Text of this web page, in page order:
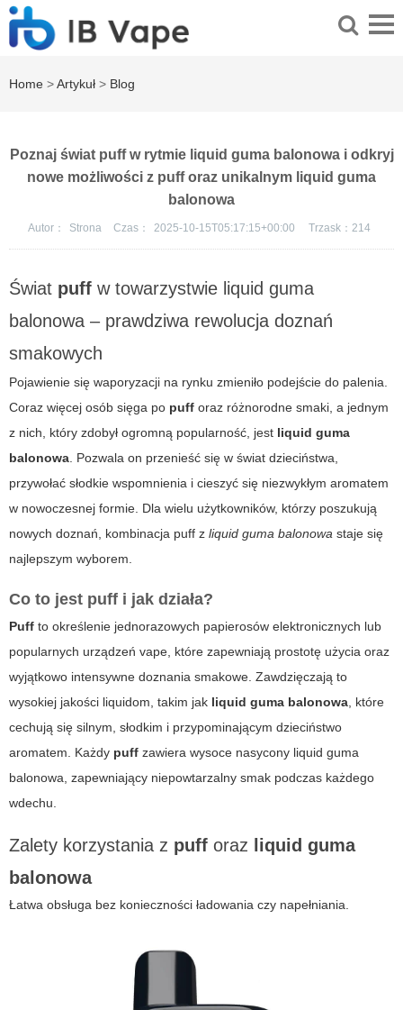
Home >Artykuł > Blog
Poznaj świat puff w rytmie liquid guma balonowa i odkryj
nowe możliwości z puff oraz unikalnym liquid guma
balonowa
Autor： Strona Czas： 2025-10-15T05:17:15+00:00 Trzask： 214
Świat puff w towarzystwie liquid guma
balonowa – prawdziwa rewolucja doznań
smakowych
Pojawienie się waporyzacji na rynku zmieniło podejście do palenia.
Coraz więcej osób sięga po puff oraz różnorodne smaki, a jednym
z nich, który zdobył ogromną popularność, jest liquid guma
balonowa. Pozwala on przenieść się w świat dzieciństwa,
przywołać słodkie wspomnienia i cieszyć się niezwykłym aromatem
w nowoczesnej formie. Dla wielu użytkowników, którzy poszukują
nowych doznań, kombinacja puff z liquid guma balonowa staje się
najlepszym wyborem.
Co to jest puff i jak działa?
Puff to określenie jednorazowych papierosów elektronicznych lub
popularnych urządzeń vape, które zapewniają prostotę użycia oraz
wyjątkowo intensywne doznania smakowe. Zawdzięczają to
wysokiej jakości liquidom, takim jak liquid guma balonowa, które
cechują się silnym, słodkim i przypominającym dzieciństwo
aromatem. Każdy puff zawiera wysoce nasycony liquid guma
balonowa, zapewniający niepowtarzalny smak podczas każdego
wdechu.
Zalety korzystania z puff oraz
liquid guma
balonowa
Łatwa obsługa bez konieczności ładowania czy napełniania.